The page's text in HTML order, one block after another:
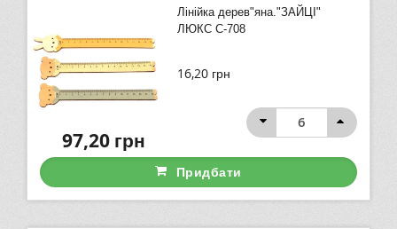
Лінійка дерев"яна."ЗАЙЦІ"
ЛЮКС С-708
16,20 грн
97,20грн
Придбати